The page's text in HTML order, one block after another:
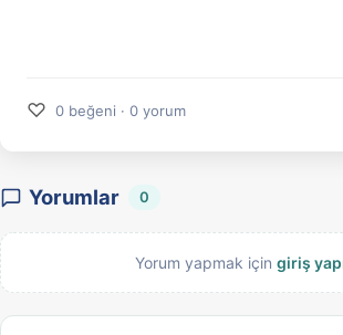
♡ 0 beğeni · 0 yorum
Yorumlar 0
Yorum yapmak için giriş